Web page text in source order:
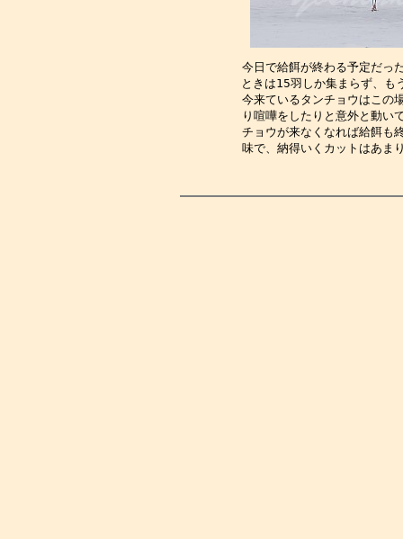
今日で給餌が終わる予定だっ
ときは15羽しか集まらず、も
今来ているタンチョウはこの
り喧嘩をしたりと意外と動い
チョウが来なくなれば給餌も
味で、納得いくカットはあ